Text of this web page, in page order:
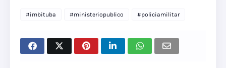
#imbituba #ministeriopublico #policiamilitar